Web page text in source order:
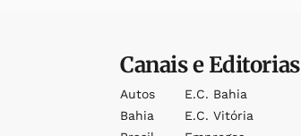
Canais e Editorias
Autos
Bahia
E.c. Bahia
E.c. Vitória